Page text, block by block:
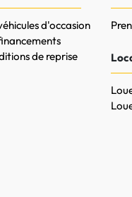
d'occasion
de reprise